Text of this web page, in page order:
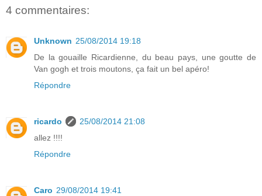
4 commentaires:
Unknown 25/08/2014 19:18
De la gouaille Ricardienne, du beau pays, une goutte de
Van gogh et trois moutons, ça fait un bel apéro!
Répondre
ricardo
25/08/2014 21:08
allez !!!!
Répondre
Caro 29/08/2014 19:41